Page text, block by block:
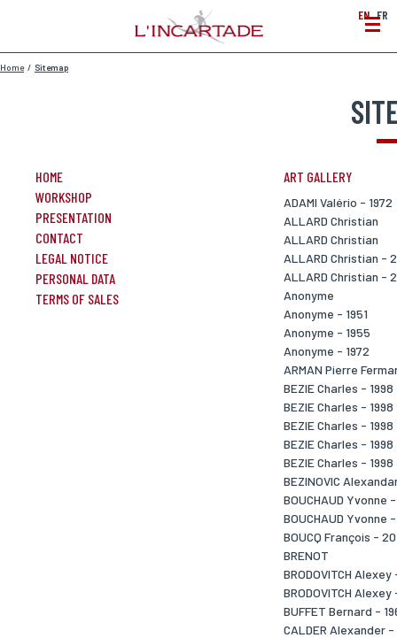
EN FR
Home / Sitemap
HOME
WORKSHOP
PRESENTATION
CONTACT
LEGAL NOTICE
PERSONAL DATA
TERMS OF SALES
ART GALLERY
ADAMI Valério - 1972
ALLARD Christian
ALLARD Christian
ALLARD Christian -
ALLARD Christian -
Anonyme
Anonyme - 1951
Anonyme - 1955
Anonyme - 1972
ARMAN Pierre
BEZIE Charles - 1998
BEZIE Charles - 1998
BEZIE Charles - 1998
BEZIE Charles - 1998
BEZIE Charles - 1998
BEZINOVIC
BOUCHAUD Yvonne
BOUCHAUD Yvonne
BOUCQ François -
BRENOT
BRODOVITCH Alexey
BRODOVITCH Alexey
BUFFET Bernard -
CALDER Alexander -